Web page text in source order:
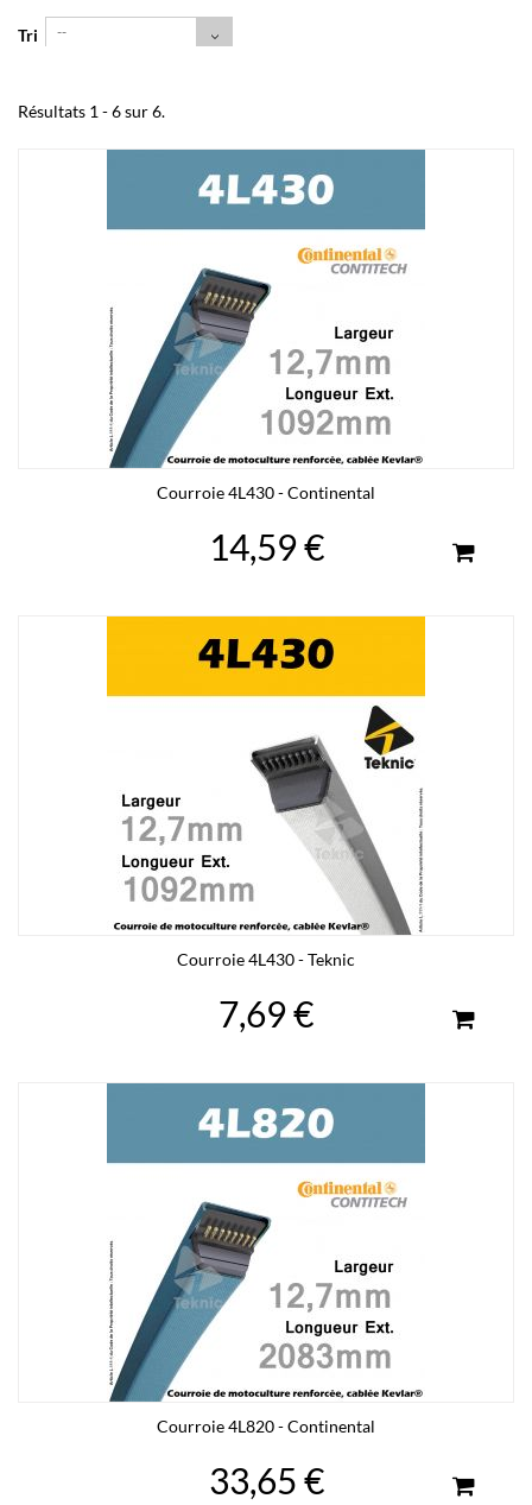
Tri --
Résultats 1 - 6 sur 6.
Courroie 4L430 - Continental
14,59 €
Courroie 4L430 - Teknic
7,69 €
Courroie 4L820 - Continental
33,65 €